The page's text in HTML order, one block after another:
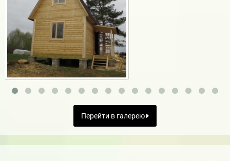
Перейти в галерею